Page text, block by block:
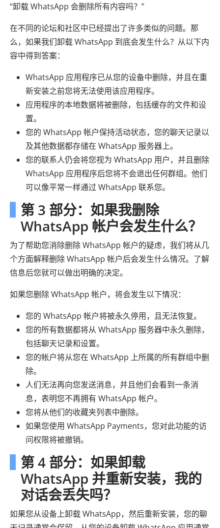
“卸载 WhatsApp 会删除所有内容吗？”
在不同的论坛和社区中已经提出了许多类似的问题。那
么，如果我们卸载 WhatsApp 到底会发生什么？从以下内
容中得到答案：
WhatsApp 应用程序已从您的设备中删除，并且在重
新安装之前您将无法使用该应用程序。
应用程序的本地数据将被删除，包括缓存的文件和设
置。
您的 WhatsApp 帐户保持活动状态，您的聊天记录以
及其他数据都存储在 WhatsApp 服务器上。
您的联系人仍会将您视为 WhatsApp 用户，并且删除
WhatsApp 应用程序后您将不会退出任何群组。他们
可以像平常一样通过 WhatsApp 联系您。
第 3 部分：如果我删除
WhatsApp 帐户会发生什么？
为了帮助您消除删除 WhatsApp 帐户的疑虑，我们将从几
个方面解释删除 WhatsApp 帐户后会发生什么情况。了解
信息后您就可以做出明确的决定。
如果您删除 WhatsApp 帐户，将会发生以下情况：
您的 WhatsApp 帐户将被永久停用，且无法恢复。
您的所有数据都将从 WhatsApp 服务器中永久删除，
包括聊天记录和设置。
您的帐户将从您在 WhatsApp 上所属的所有群组中删
除。
人们无法再向您发送消息，并且他们会看到一条消
息，表明您不再拥有 WhatsApp 帐户。
您将从他们的收藏夹列表中删除。
如果您使用 WhatsApp Payments，您对此功能的访
问权限将被撤销。
第 4 部分：如果卸载
WhatsApp 并重新安装，我的
对话会丢失吗？
如果您从设备上卸载 WhatsApp，然后重新安装，您的聊